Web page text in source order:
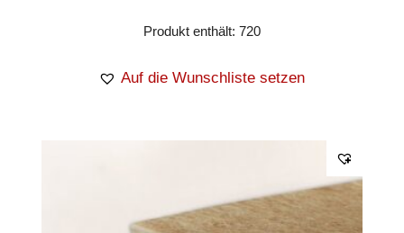
Produkt enthält: 720
Auf die Wunschliste setzen